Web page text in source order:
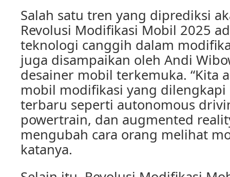
Salah satu tren yang diprediksi
Revolusi Modifikasi Mobil 2025
teknologi canggih dalam
juga disampaikan oleh Andi
desainer mobil terkemuka. “Kita
mobil modifikasi yang
terbaru seperti autonomous
powertrain, dan augmented
mengubah cara orang melihat
katanya.